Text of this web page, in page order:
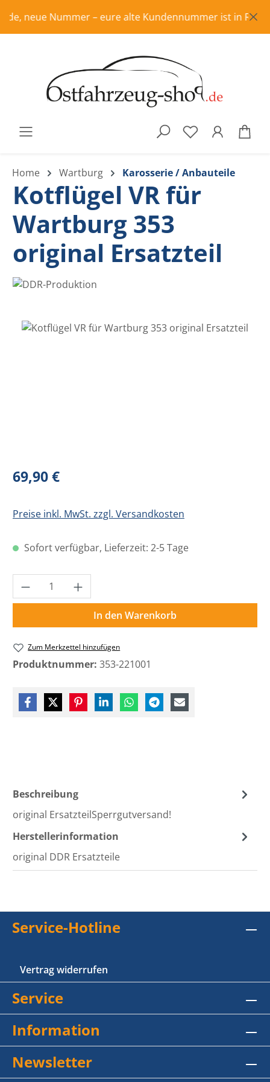
Zum Hauptinhalt springen
neue Nummer – eure alte Kundennummer ist in
Home Wartburg Karosserie / Anbauteile
Kotflügel VR für
Wartburg 353
original Ersatzteil
Bildergalerie überspringen
Regulärer Preis:
69,90 €
Preise inkl. MwSt. zzgl. Versandkosten
Sofort verfügbar, Lieferzeit: 2-5 Tage
Produkt Anzahl: Gib den gewünschten
In den Warenkorb
Zum Merkzettel hinzufügen
Produktnummer: 353-221001
Beschreibung
original ErsatzteilSperrgutversand!
Herstellerinformation
original DDR Ersatzteile
Service-Hotline
Vertrag widerrufen
Service
Information
Newsletter